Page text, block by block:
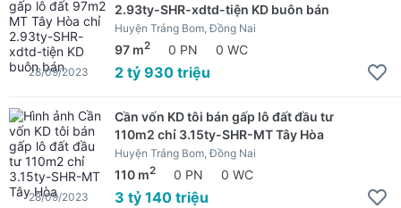
2.93ty-SHR-xdtd-tiện KD buôn bán
Huyện Trảng Bom, Đồng Nai
97 m2 0 PN 0 WC
2 tỷ 930 triệu
28/09/2023
Cần vốn KD tôi bán gấp lô đất đầu tư
110m2 chỉ 3.15ty-SHR-MT Tây Hòa
Huyện Trảng Bom, Đồng Nai
110 m2 0 PN 0 WC
3 tỷ 140 triệu
28/09/2023